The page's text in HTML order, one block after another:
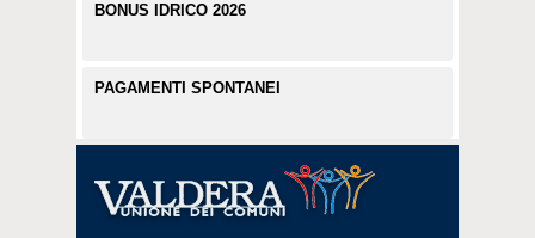
BONUS IDRICO 2026
PAGAMENTI SPONTANEI